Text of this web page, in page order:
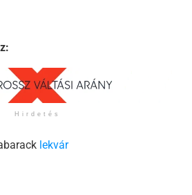
Hirdetés
lekvár